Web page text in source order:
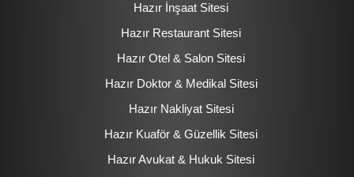
Hazır İnşaat Sitesi
Hazır Restaurant Sitesi
Hazır Otel & Salon Sitesi
Hazır Doktor & Medikal Sitesi
Hazır Nakliyat Sitesi
Hazır Kuaför & Güzellik Sitesi
Hazır Avukat & Hukuk Sitesi